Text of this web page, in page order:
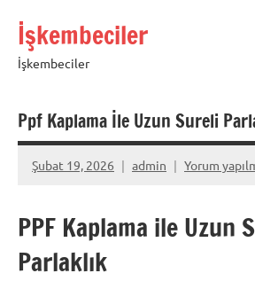
İşkembeciler
İşkembeciler
Ppf Kaplama İle Uzun Sureli
Şubat 19, 2026 admin Yorum
PPF Kaplama ile Uzun
Parlaklık